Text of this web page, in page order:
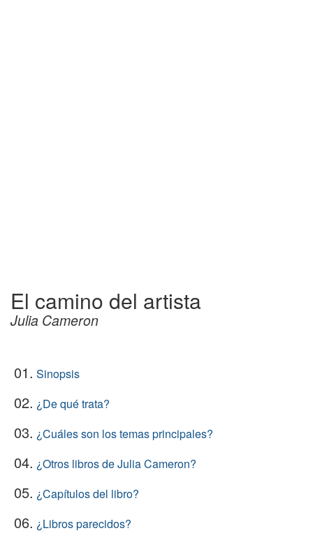
El camino del artista
Julia Cameron
01. Sinopsis
02. ¿De qué trata?
03. ¿Cuáles son los temas principales?
04. ¿Otros libros de Julia Cameron?
05. ¿Capítulos del libro?
06. ¿Libros parecidos?